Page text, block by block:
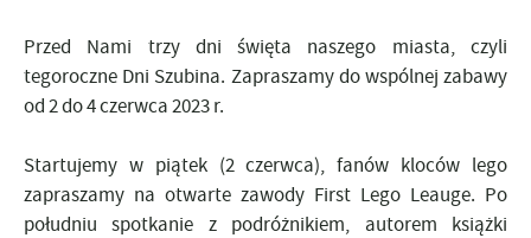
Przed Nami trzy dni święta naszego miasta, czyli
tegoroczne Dni Szubina. Zapraszamy do wspólnej zabawy
od 2 do 4 czerwca 2023 r.
Startujemy w piątek (2 czerwca), fanów kloców lego
zapraszamy na otwarte zawody First Lego Leauge. Po
południu spotkanie z podróżnikiem, autorem książki